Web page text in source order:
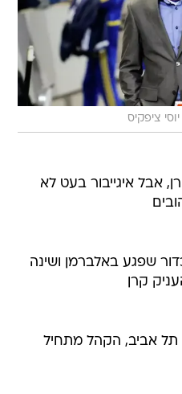
יוסי ציפקיס
אבל איגייבור בעט לא
מ-12 מטר כדור שפגע באלברמן ושינה
קרן
אביב, הקהל מתחיל